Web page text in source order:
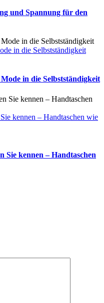
und Spannung für den
in die Selbstständigkeit
in die Selbstständigkeit
kennen – Handtaschen wie
Sie kennen – Handtaschen